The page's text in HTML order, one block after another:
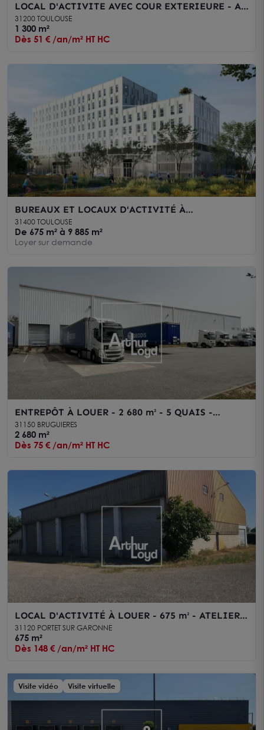
LOCAL D'ACTIVITE AVEC COUR EXTERIEURE - A
LOUER - TOULOUSE NORD
31200 TOULOUSE
1 300 m²
Dès 51 € /an/m² HT HC
BUREAUX ET LOCAUX D'ACTIVITÉ À
CONSTRUIRE - À LOUER - ZAC TOULOUSE
AEROSPACE - MONTAUDRAN
31400 TOULOUSE
De 675 m² à 9 885 m²
Loyer sur demande
ENTREPÔT À LOUER - 2 680 m² - 5 QUAIS -
SPRINKLAGE - TOULOUSE NORD
31150 BRUGUIERES
2 680 m²
Dès 75 € /an/m² HT HC
LOCAL D'ACTIVITÉ À LOUER - 675 m² - ATELIER
ÉQUIPÉ POIDS LOURDS - PORTET-SUR-GARONNE
31120 PORTET SUR GARONNE
675 m²
Dès 148 € /an/m² HT HC
Visite vidéo Visite virtuelle